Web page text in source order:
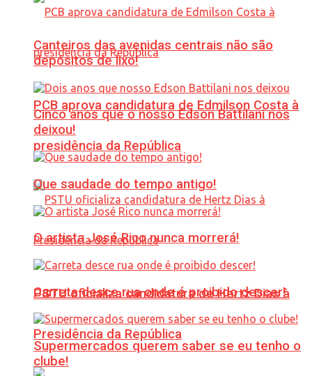
PCB aprova candidatura de Edmilson Costa à
presidência da República
PSTU oficializa candidatura de Hertz Dias à
Presidência da República
Canteiros das avenidas centrais não são
depósitos de lixo!
Cinco anos que o nosso Edson Battilani nos
deixou!
Que saudade do tempo antigo!
O artista José Rico nunca morrerá!
Carreta desce rua onde é proibido descer!
Supermercados querem saber se eu tenho o
clube!